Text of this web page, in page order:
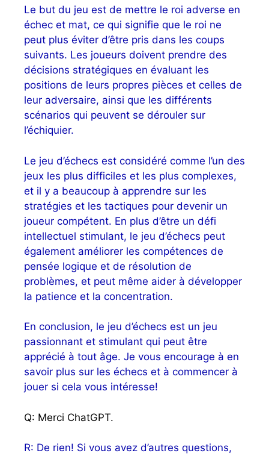
Le but du jeu est de mettre le roi adverse en
échec et mat, ce qui signifie que le roi ne
peut plus éviter d’être pris dans les coups
suivants. Les joueurs doivent prendre des
décisions stratégiques en évaluant les
positions de leurs propres pièces et celles de
leur adversaire, ainsi que les différents
scénarios qui peuvent se dérouler sur
l’échiquier.
Le jeu d’échecs est considéré comme l’un des
jeux les plus difficiles et les plus complexes,
et il y a beaucoup à apprendre sur les
stratégies et les tactiques pour devenir un
joueur compétent. En plus d’être un défi
intellectuel stimulant, le jeu d’échecs peut
également améliorer les compétences de
pensée logique et de résolution de
problèmes, et peut même aider à développer
la patience et la concentration.
En conclusion, le jeu d’échecs est un jeu
passionnant et stimulant qui peut être
apprécié à tout âge. Je vous encourage à en
savoir plus sur les échecs et à commencer à
jouer si cela vous intéresse!
Q: Merci ChatGPT.
R: De rien! Si vous avez d’autres questions,